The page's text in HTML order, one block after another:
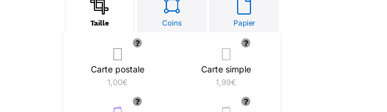
Taille Coins Papier
Carte postale
1,00€
Carte simple
1,99€